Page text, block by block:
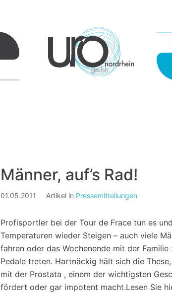
Männer, auf’s Rad!
01.05.2011 Artikel in Pressemitteilungen
Profisportler bei der Tour de Frace tun es
Temperaturen wieder Steigen – auch viele
fahren oder das Wochenende mit der
Pedale treten. Hartnäckig hält sich die
mit der Prostata , einem der wichtigsten
fördert oder gar impotent macht.Lesen Sie